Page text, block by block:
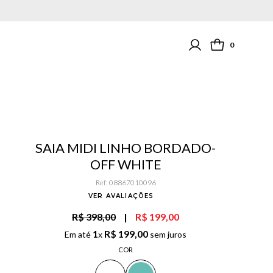
0
SAIA MIDI LINHO BORDADO-
OFF WHITE
Ref: 08867010096
VER AVALIAÇÕES
R$ 398,00 | R$ 199,00
Em até 1x R$ 199,00 sem juros
COR